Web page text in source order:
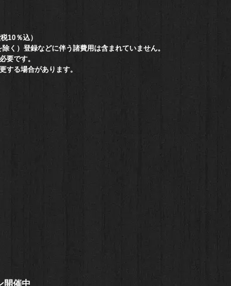
10％込）
く）登録などに伴う諸費用は含まれていません。
要です。
する場合があります。
開催中